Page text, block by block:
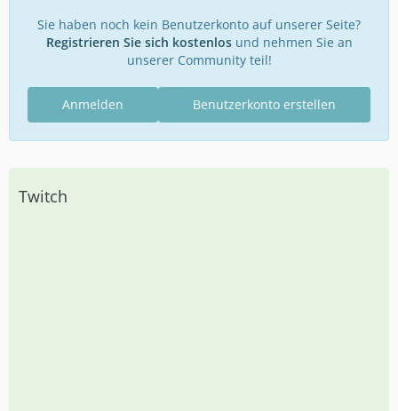
Sie haben noch kein Benutzerkonto auf unserer Seite?
Registrieren Sie sich kostenlosund nehmen Sie an
unserer Community teil!
Benutzerkonto erstellen
Anmelden
Twitch